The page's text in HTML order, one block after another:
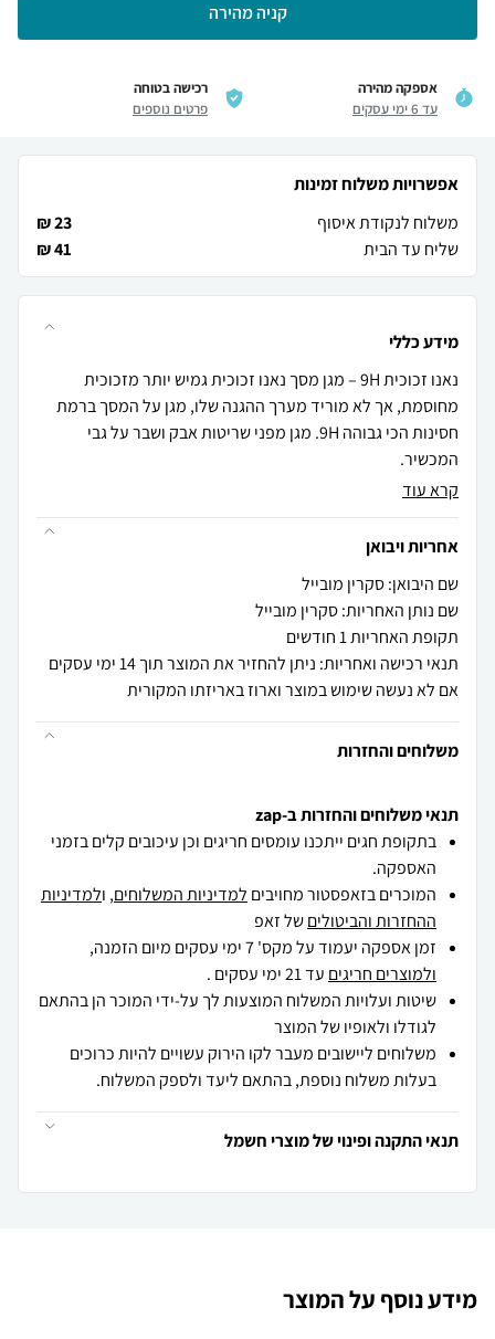
קניה מהירה
אספקה מהירה
עד 6 ימי עסקים
רכישה בטוחה
פרטים נוספים
אפשרויות משלוח זמינות
משלוח לנקודת איסוף
23 ₪
שליח עד הבית
41 ₪
מידע כללי
נאנו זכוכית 9H – מגן מסך נאנו זכוכית גמיש יותר מזכוכית
מחוסמת, אך לא מוריד מערך ההגנה שלו, מגן על המסך ברמת
חסינות הכי גבוהה 9H. מגן מפני שריטות אבק ושבר על גבי
המכשיר.
קרא עוד
אחריות ויבואן
שם היבואן: סקרין מובייל
שם נותן האחריות: סקרין מובייל
תקופת האחריות 1 חודשים
תנאי רכישה ואחריות: ניתן להחזיר את המוצר תוך 14 ימי עסקים
אם לא נעשה שימוש במוצר וארוז באריזתו המקורית
משלוחים והחזרות
תנאי משלוחים והחזרות ב-zap
בתקופת חגים ייתכנו עומסים חריגים וכן עיכובים קלים בזמני
האספקה.
המוכרים בזאפסטור מחויבים למדיניות המשלוחים, ולמדיניות
ההחזרות והביטוליםשל זאפ
זמן אספקה יעמוד על מקס' 7 ימי עסקים מיום הזמנה,
ולמוצרים חריגים עד 21 ימי עסקים .
שיטות ועלויות המשלוח המוצעות לך על-ידי המוכר הן בהתאם
לגודלו ולאופיו של המוצר
משלוחים ליישובים מעבר לקו הירוק עשויים להיות כרוכים
בעלות משלוח נוספת, בהתאם ליעד ולספק המשלוח.
תנאי התקנה ופינוי של מוצרי חשמל
מידע נוסף על המוצר